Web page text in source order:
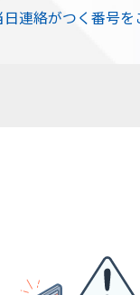
連絡がつく番号